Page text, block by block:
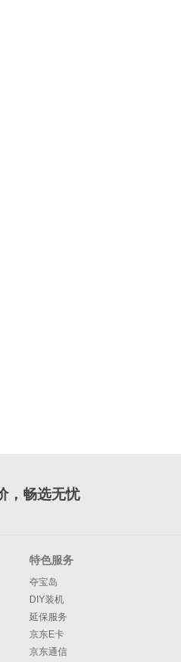
，畅选无忧
特色服务
夺宝岛
DIY装机
延保服务
京东E卡
京东通信